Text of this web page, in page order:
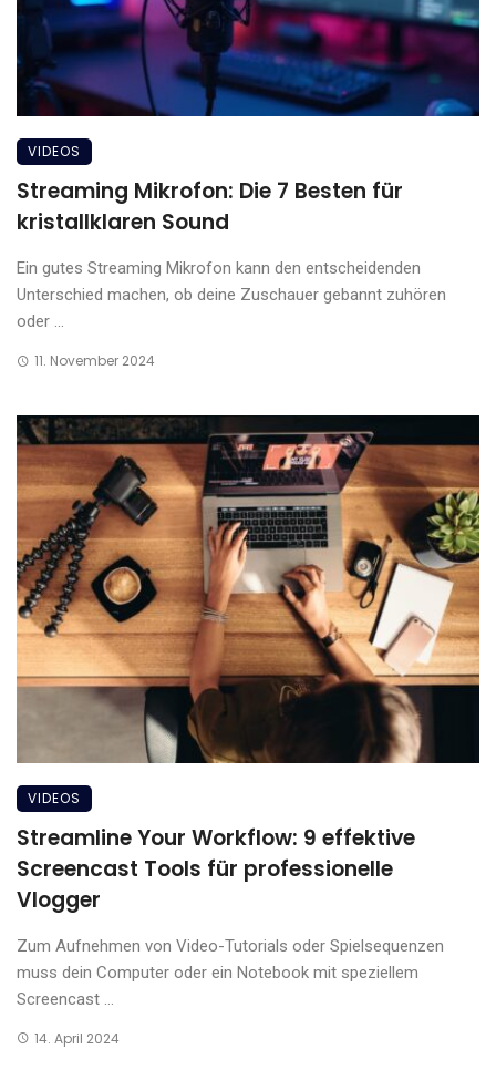
VIDEOS
Streaming Mikrofon: Die 7 Besten für
kristallklaren Sound
Ein gutes Streaming Mikrofon kann den entscheidenden
Unterschied machen, ob deine Zuschauer gebannt zuhören
oder ...
11. November 2024
VIDEOS
Streamline Your Workflow: 9 effektive
Screencast Tools für professionelle
Vlogger
Zum Aufnehmen von Video-Tutorials oder Spielsequenzen
muss dein Computer oder ein Notebook mit speziellem
Screencast ...
14. April 2024